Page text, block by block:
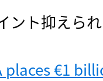
ント抑えら
places €1